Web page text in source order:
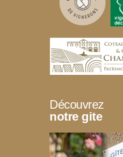
Découvrez
notre gite